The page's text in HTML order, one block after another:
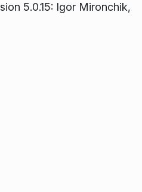
5.0.15: Igor Mironchik,